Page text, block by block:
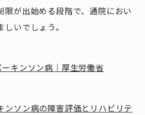
限が出始める段階で、通院におい
いでしょう。
キンソン病｜厚生労働省
ンソン病の障害評価とリハビリテ